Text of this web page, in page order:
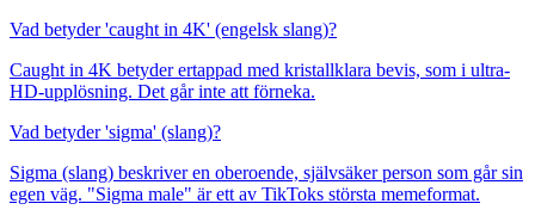
Vad betyder 'caught in 4K' (engelsk slang)?
Caught in 4K betyder ertappad med kristallklara bevis, som i ultra-
HD-upplösning. Det går inte att förneka.
Vad betyder 'sigma' (slang)?
Sigma (slang) beskriver en oberoende, självsäker person som går sin
egen väg. "Sigma male" är ett av TikToks största memeformat.